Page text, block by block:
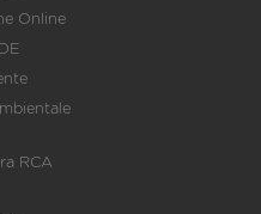
Online
RCA